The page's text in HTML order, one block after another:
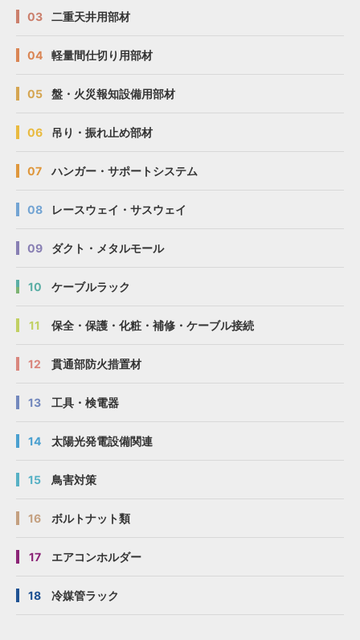
03 二重天井用部材
04 軽量間仕切り用部材
05 盤・火災報知設備用部材
06 吊り・振れ止め部材
07 ハンガー・サポートシステム
08 レースウェイ・サスウェイ
09 ダクト・メタルモール
10 ケーブルラック
11 保全・保護・化粧・補修・ケーブル接続
12 貫通部防火措置材
13 工具・検電器
14 太陽光発電設備関連
15 鳥害対策
16 ボルトナット類
17 エアコンホルダー
18 冷媒管ラック